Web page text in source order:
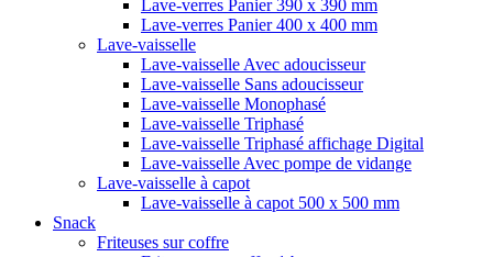
Lave-verres Panier 390 x 390 mm
Lave-verres Panier 400 x 400 mm
Lave-vaisselle
Lave-vaisselle Avec adoucisseur
Lave-vaisselle Sans adoucisseur
Lave-vaisselle Monophasé
Lave-vaisselle Triphasé
Lave-vaisselle Triphasé affichage Digital
Lave-vaisselle Avec pompe de vidange
Lave-vaisselle à capot
Lave-vaisselle à capot 500 x 500 mm
Snack
Friteuses sur coffre